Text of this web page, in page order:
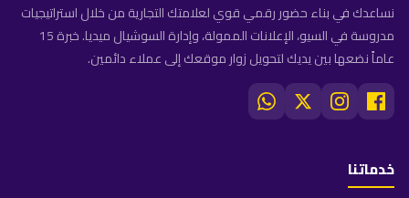
نساعدك في بناء حضور رقمي قوي لعلامتك التجارية من خلال استراتيجيات
مدروسة في السيو، الإعلانات الممولة، وإدارة السوشيال ميديا. خبرة 15
عاماً نضعها بين يديك لتحويل زوار موقعك إلى عملاء دائمين.
خدماتنا